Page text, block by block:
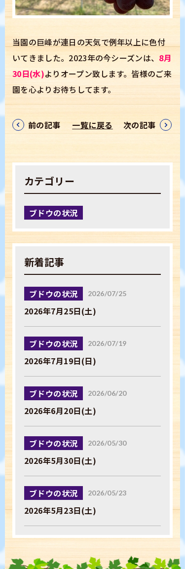
ぶどうができるまで
プレゼント
スタッフ募集
アクセス
TEL：0254-27-3125
お問い合わせ
当園の巨峰が連日の天気で例年以上に色付
いてきました。2023年の今シーズンは、 8月
30日(水)よりオープン致します。皆様のご来
園を心よりお待ちしてます。
前の記事 一覧に戻る 次の記事
カテゴリー
ブドウの状況
新着記事
ブドウの状況 2026/07/25
2026年7月25日(土)
ブドウの状況 2026/07/19
2026年7月19日(日)
ブドウの状況 2026/06/20
2026年6月20日(土)
ブドウの状況 2026/05/30
2026年5月30日(土)
ブドウの状況 2026/05/23
2026年5月23日(土)